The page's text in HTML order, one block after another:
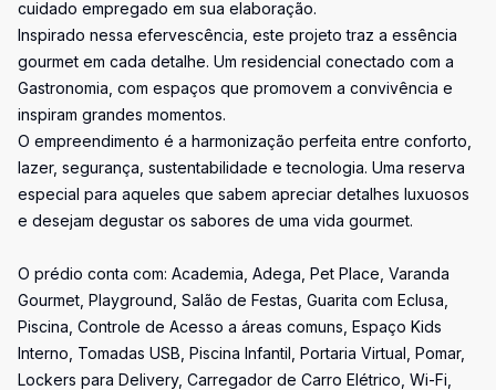
cuidado empregado em sua elaboração.
Inspirado nessa efervescência, este projeto traz a essência
gourmet em cada detalhe. Um residencial conectado com a
Gastronomia, com espaços que promovem a convivência e
inspiram grandes momentos.
O empreendimento é a harmonização perfeita entre conforto,
lazer, segurança, sustentabilidade e tecnologia. Uma reserva
especial para aqueles que sabem apreciar detalhes luxuosos
e desejam degustar os sabores de uma vida gourmet.
O prédio conta com: Academia, Adega, Pet Place, Varanda
Gourmet, Playground, Salão de Festas, Guarita com Eclusa,
Piscina, Controle de Acesso a áreas comuns, Espaço Kids
Interno, Tomadas USB, Piscina Infantil, Portaria Virtual, Pomar,
Lockers para Delivery, Carregador de Carro Elétrico, Wi-Fi,